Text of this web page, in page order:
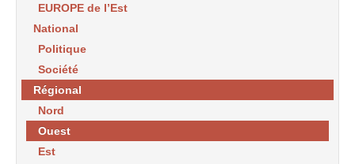
EUROPE de l’Est
National
Politique
Société
Régional
Nord
Ouest
Est